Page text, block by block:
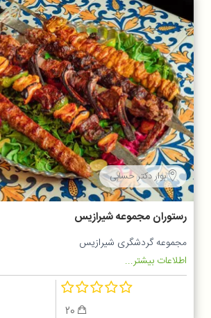
بوار دکتر حسابی
رستوران مجموعه شیرازیس
مجموعه گردشگری شیرازیس
اطلاعات بیشتر...